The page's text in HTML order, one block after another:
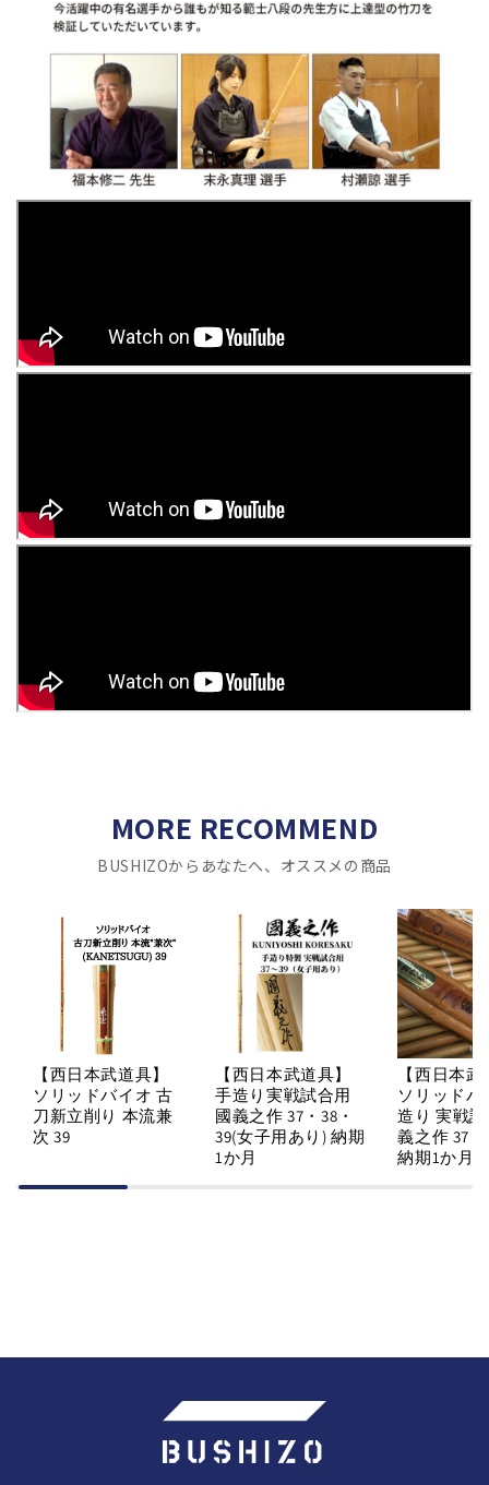
MORE RECOMMEND
BUSHIZOからあなたへ、オススメの商品
【西日本武道具】
ソリッドバイオ 古
刀新立削り 本流兼
次 39
【西日本武道具】
手造り実戦試合用
國義之作 37・38・
39(女子用あり) 納期
1か月
【西日本
ソリッドバ
造り 実戦
義之作 37・
納期1か月